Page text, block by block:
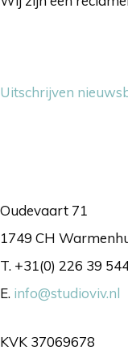
Uitschrijven
Oudevaart 71
1749 CH
T. +31(0) 226 39
E. info@studioviv.nl
KVK 37069678